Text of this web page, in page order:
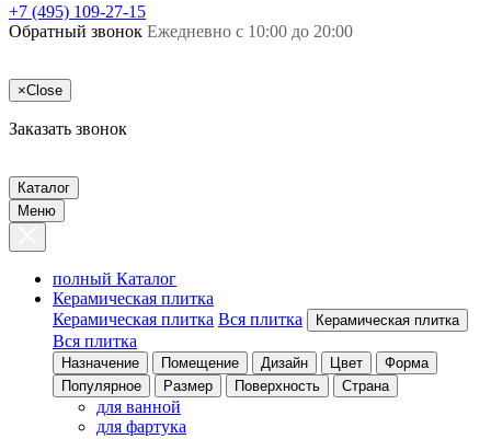
+7 (495) 109-27-15
Обратный звонок Ежедневно с 10:00 до 20:00
×Close
Заказать звонок
Каталог
Меню
полный Каталог
Керамическая плитка
Керамическая плитка Вся плитка Керамическая плитка
Вся плитка
Назначение Помещение Дизайн Цвет
Форма
Популярное
Размер Поверхность Страна
для ванной
для фартука